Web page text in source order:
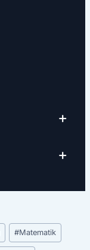
+
+
#Matematik